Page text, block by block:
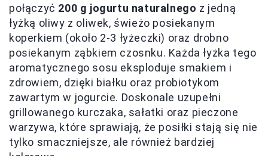
połączyć 200 g jogurtu naturalnego z jedną
łyżką oliwy z oliwek, świeżo posiekanym
koperkiem (około 2-3 łyżeczki) oraz drobno
posiekanym ząbkiem czosnku. Każda łyżka tego
aromatycznego sosu eksploduje smakiem i
zdrowiem, dzięki białku oraz probiotykom
zawartym w jogurcie. Doskonale uzupełni
grillowanego kurczaka, sałatki oraz pieczone
warzywa, które sprawiają, że posiłki stają się nie
tylko smaczniejsze, ale również bardziej